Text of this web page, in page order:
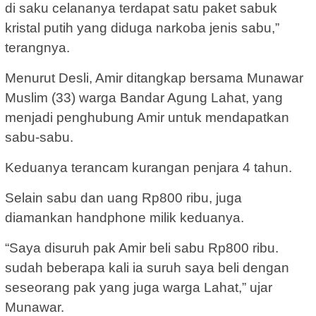
di saku celananya terdapat satu paket sabuk
kristal putih yang diduga narkoba jenis sabu,”
terangnya.
Menurut Desli, Amir ditangkap bersama Munawar
Muslim (33) warga Bandar Agung Lahat, yang
menjadi penghubung Amir untuk mendapatkan
sabu-sabu.
Keduanya terancam kurangan penjara 4 tahun.
Selain sabu dan uang Rp800 ribu, juga
diamankan handphone milik keduanya.
“Saya disuruh pak Amir beli sabu Rp800 ribu.
sudah beberapa kali ia suruh saya beli dengan
seseorang pak yang juga warga Lahat,” ujar
Munawar.